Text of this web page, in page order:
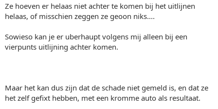
Ze hoeven er helaas niet achter te komen bij het uitlijnen
helaas, of misschien zeggen ze geoon niks....
Sowieso kan je er uberhaupt volgens mij alleen bij een
vierpunts uitlijning achter komen.
Maar het kan dus zijn dat de schade niet gemeld is, en dat ze
het zelf gefixt hebben, met een kromme auto als resultaat.